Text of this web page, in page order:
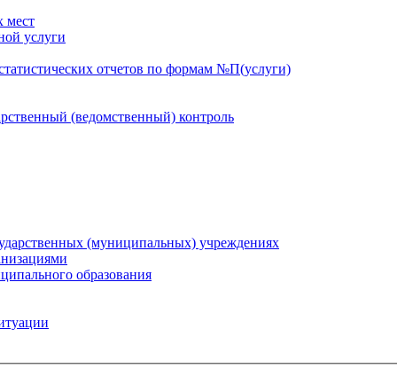
мест
услуги
отчетов по формам №П(услуги)
(ведомственный) контроль